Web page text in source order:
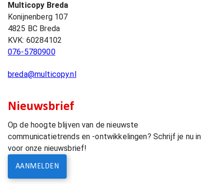
Multicopy Breda
Konijnenberg 107
4825 BC Breda
KVK: 60284102
076-5780900
breda@multicopy.nl
Nieuwsbrief
Op de hoogte blijven van de nieuwste
communicatietrends en -ontwikkelingen? Schrijf je nu in
voor onze nieuwsbrief!
AANMELDEN